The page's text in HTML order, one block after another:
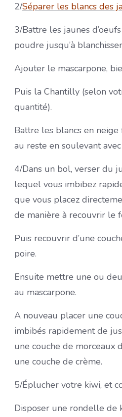
2/Séparer les blancs des
3/Battre les jaunes
poudre jusqu’à
Ajouter le mascarpone,
Puis la Chantilly (selon
quantité).
Battre les blancs en
au reste en soulevant
4/Dans un bol, verser du
lequel vous imbibez
que vous placez
de manière à recouvrir le
Puis recouvrir d’une
poire.
Ensuite mettre une ou
au mascarpone.
A nouveau placer une
imbibés rapidement de
une couche de morceaux
une couche de crème.
5/Éplucher votre kiwi, et
Disposer une rondelle de